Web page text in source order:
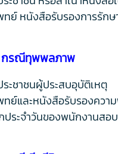
ทย์ หนังสือรับรองการรักษ
กรณีทุพพลภาพ
ระชาชนผู้ประสบอุบัติเหตุ
ทย์และหนังสือรับรองควา
ประจำวันของพนักงานส